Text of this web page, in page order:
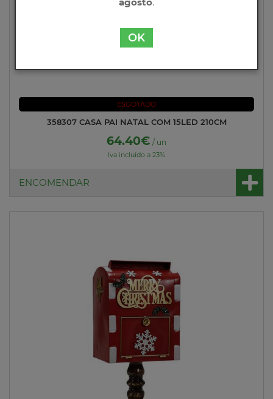
ESGOTADO
358307 CASA PAI NATAL COM 15LED 210CM
64.40€ / un
Iva incluído a 23%
ENCOMENDAR
OK